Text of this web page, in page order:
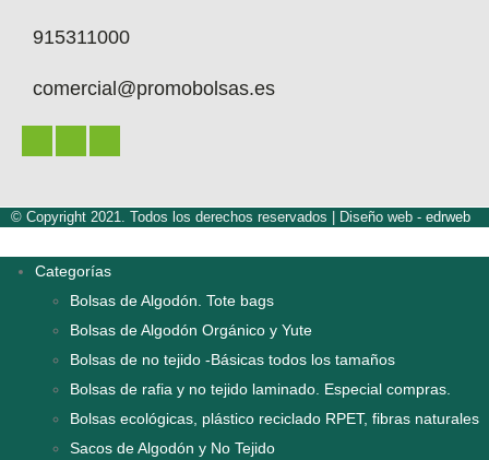
915311000
comercial@promobolsas.es
© Copyright 2021. Todos los derechos reservados | Diseño web - edrweb
Categorías
Bolsas de Algodón. Tote bags
Bolsas de Algodón Orgánico y Yute
Bolsas de no tejido -Básicas todos los tamaños
Bolsas de rafia y no tejido laminado. Especial compras.
Bolsas ecológicas, plástico reciclado RPET, fibras naturales
Sacos de Algodón y No Tejido